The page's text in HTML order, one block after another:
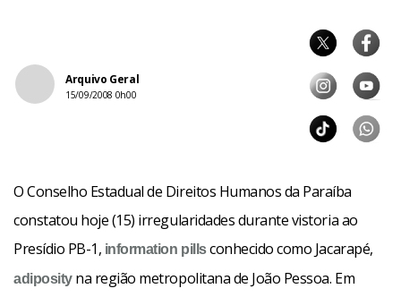
Arquivo Geral
15/09/2008 0h00
O Conselho Estadual de Direitos Humanos da Paraíba
constatou hoje (15) irregularidades durante vistoria ao
Presídio PB-1, information pillsconhecido como Jacarapé,
adiposityna região metropolitana de João Pessoa. Em